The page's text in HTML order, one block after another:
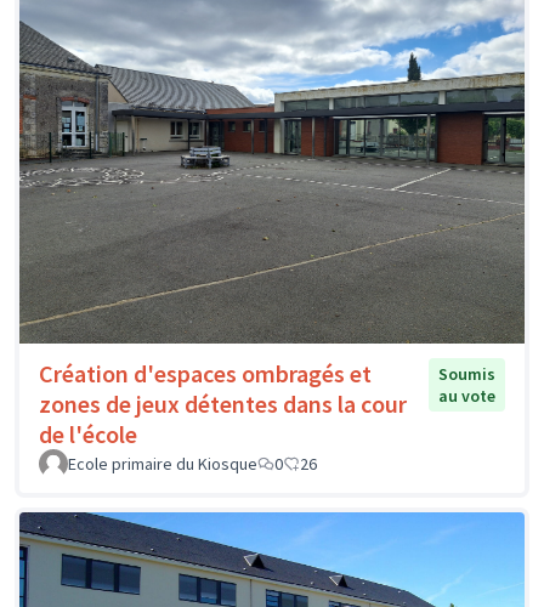
Création d'espaces ombragés et
zones de jeux détentes dans la cour
de l'école
Soumis
au vote
Ecole primaire du Kiosque 0 26